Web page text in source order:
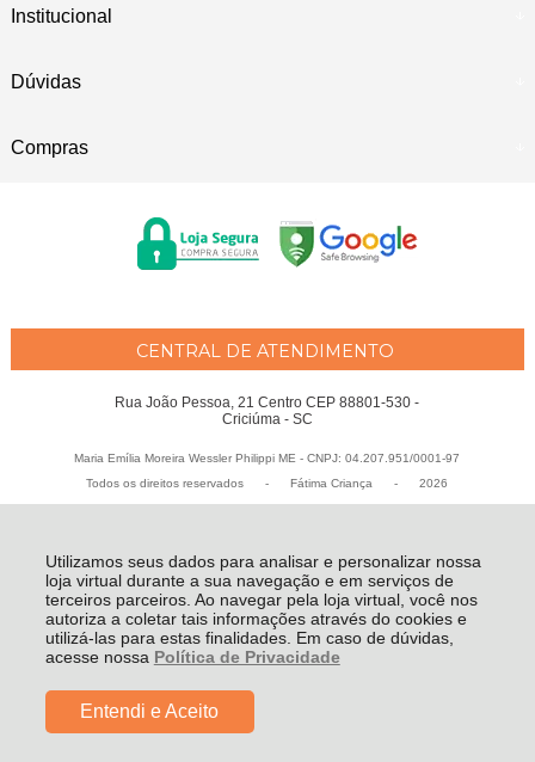
Utilizamos seus dados para analisar e personalizar nossa
loja virtual durante a sua navegação e em serviços de
terceiros parceiros. Ao navegar pela loja virtual, você nos
autoriza a coletar tais informações através do cookies e
utilizá-las para estas finalidades. Em caso de dúvidas,
acesse nossa Política de Privacidade
Entendi e Aceito
Institucional
Dúvidas
Compras
CENTRAL DE ATENDIMENTO
Rua João Pessoa, 21 Centro CEP 88801-530 -
Criciúma - SC
Maria Emília Moreira Wessler Philippi ME - CNPJ: 04.207.951/0001-97
Todos os direitos reservados
- Fátima Criança - 2026